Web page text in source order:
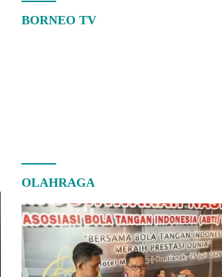
BORNEO TV
OLAHRAGA